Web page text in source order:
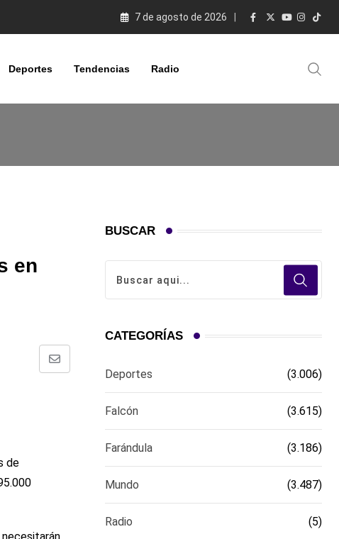
7 de agosto de 2026
Deportes Tendencias Radio
en
Comparte
de
BUSCAR
CATEGORÍAS
Deportes (3.006)
Falcón (3.615)
Farándula (3.186)
Mundo (3.487)
Radio (5)